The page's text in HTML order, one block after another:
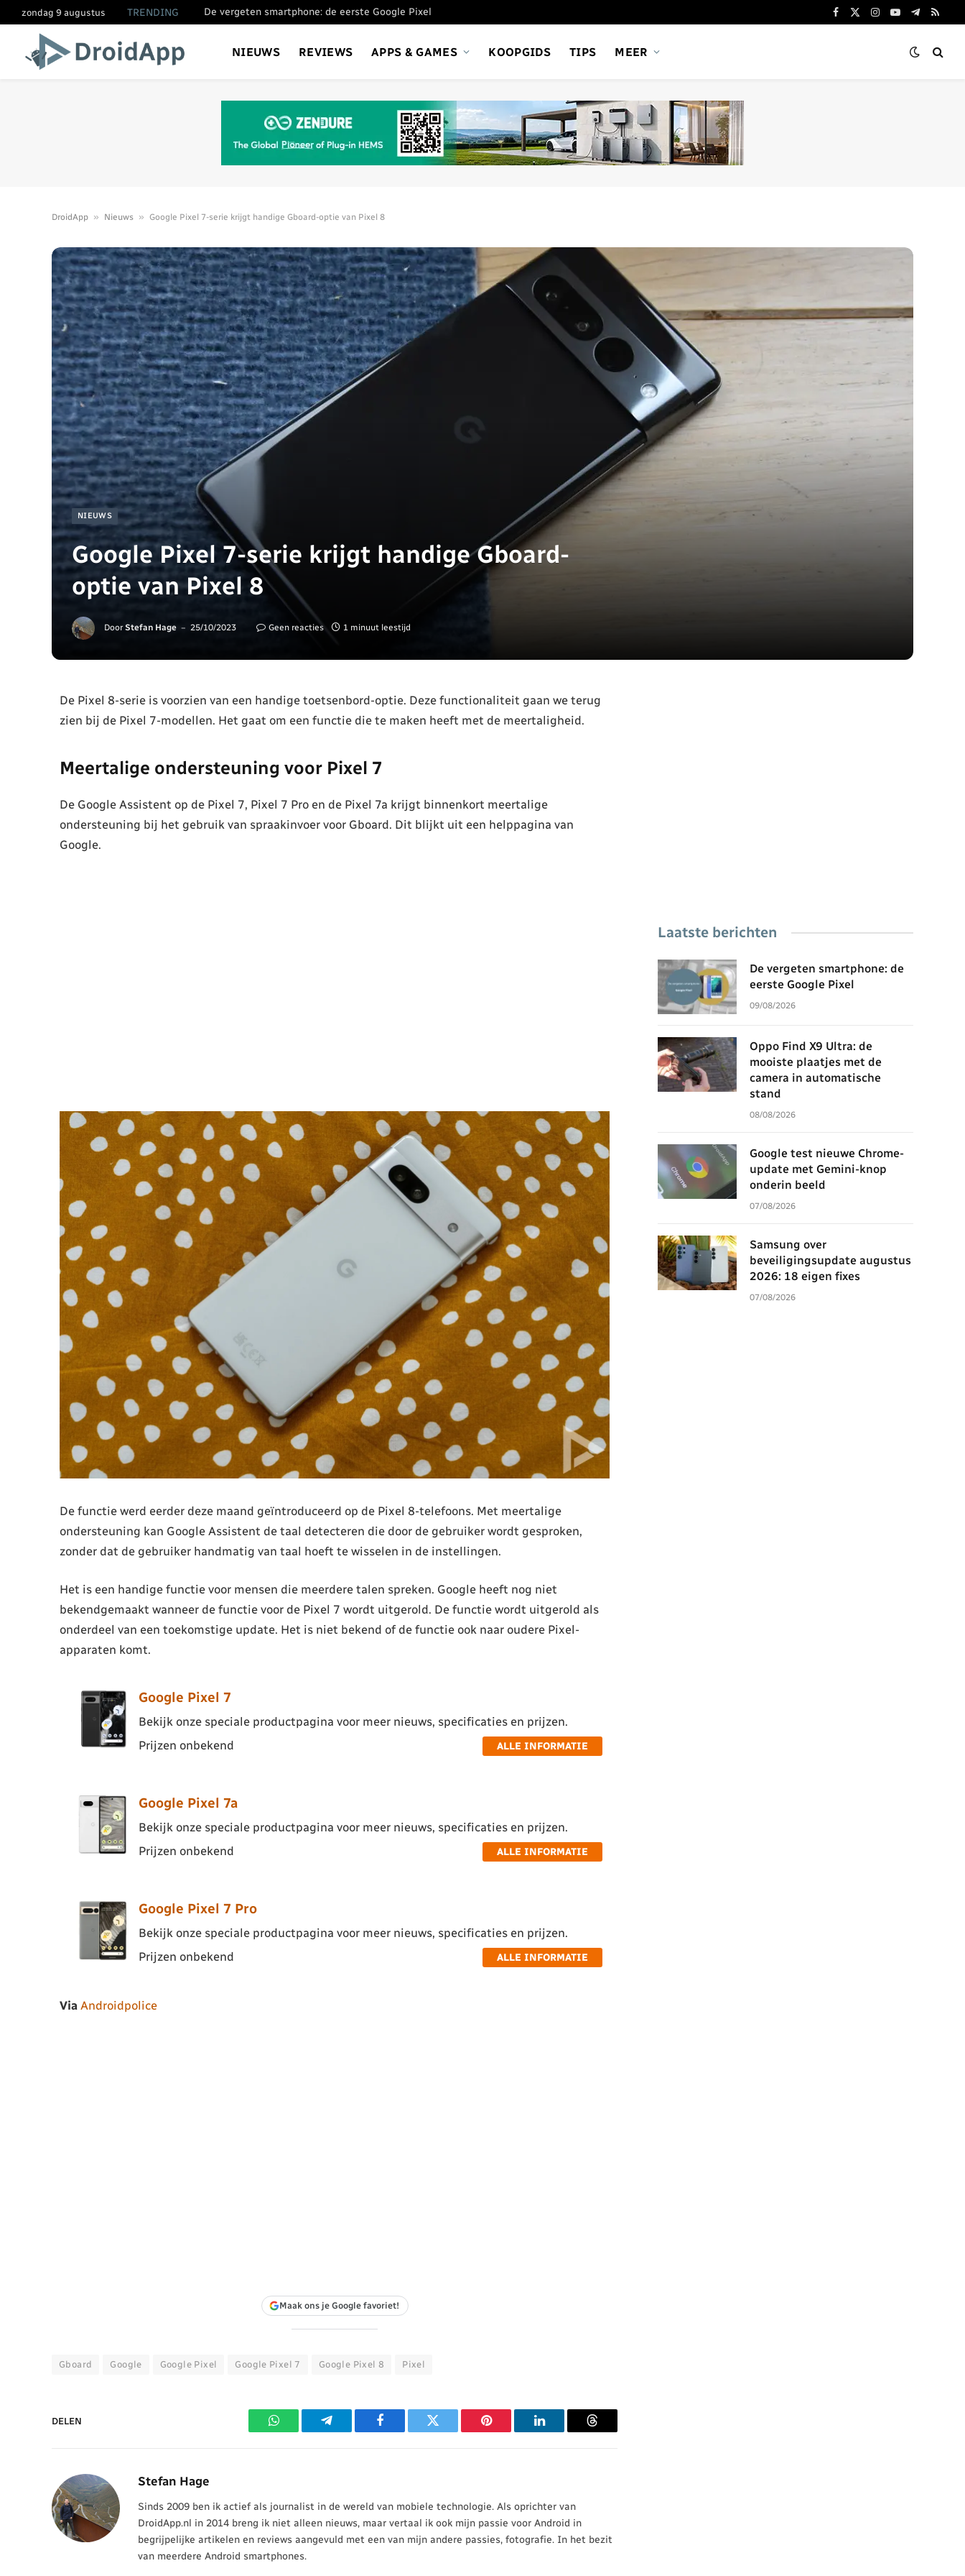
zondag 9 augustus TRENDING De vergeten smartphone: de eerste Google Pixel
Facebook
X
Instagram
YouTube
Telegram
RSS
NIEUWS REVIEWS APPS & GAMES KOOPGIDS TIPS MEER
DroidApp » Nieuws » Google Pixel 7-serie krijgt handige Gboard-optie van Pixel 8
NIEUWS
Google Pixel 7-serie krijgt handige Gboard-
optie van Pixel 8
Door Stefan Hage 25/10/2023 Geen reacties 1 minuut leestijd
De Pixel 8-serie is voorzien van een handige toetsenbord-optie. Deze functionaliteit gaan we terug
zien bij de Pixel 7-modellen. Het gaat om een functie die te maken heeft met de meertaligheid.
Meertalige ondersteuning voor Pixel 7
De Google Assistent op de Pixel 7, Pixel 7 Pro en de Pixel 7a krijgt binnenkort meertalige
ondersteuning bij het gebruik van spraakinvoer voor Gboard. Dit blijkt uit een helppagina van
Google.
De functie werd eerder deze maand geïntroduceerd op de Pixel 8-telefoons. Met meertalige
ondersteuning kan Google Assistent de taal detecteren die door de gebruiker wordt gesproken,
zonder dat de gebruiker handmatig van taal hoeft te wisselen in de instellingen.
Het is een handige functie voor mensen die meerdere talen spreken. Google heeft nog niet
bekendgemaakt wanneer de functie voor de Pixel 7 wordt uitgerold. De functie wordt uitgerold als
onderdeel van een toekomstige update. Het is niet bekend of de functie ook naar oudere Pixel-
apparaten komt.
Google Pixel 7
Bekijk onze speciale productpagina voor meer nieuws, specificaties en prijzen.
Prijzen onbekend
ALLE INFORMATIE
Google Pixel 7a
Bekijk onze speciale productpagina voor meer nieuws, specificaties en prijzen.
Prijzen onbekend
ALLE INFORMATIE
Google Pixel 7 Pro
Bekijk onze speciale productpagina voor meer nieuws, specificaties en prijzen.
Prijzen onbekend
ALLE INFORMATIE
Via Androidpolice
Maak ons je Google favoriet!
Gboard Google Google Pixel Google Pixel 7 Google Pixel 8 Pixel
DELEN
WhatsAppTelegram Facebook Twitter Pinterest LinkedIn Threads
Stefan Hage
Sinds 2009 ben ik actief als journalist in de wereld van mobiele technologie. Als oprichter van
DroidApp.nl in 2014 breng ik niet alleen nieuws, maar vertaal ik ook mijn passie voor Android in
begrijpelijke artikelen en reviews aangevuld met een van mijn andere passies, fotografie. In het bezit
van meerdere Android smartphones.
Laatste berichten
De vergeten smartphone: de
eerste Google Pixel
09/08/2026
Oppo Find X9 Ultra: de
mooiste plaatjes met de
camera in automatische
stand
08/08/2026
Google test nieuwe Chrome-
update met Gemini-knop
onderin beeld
07/08/2026
Samsung over
beveiligingsupdate augustus
2026: 18 eigen fixes
07/08/2026